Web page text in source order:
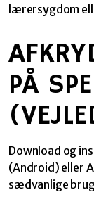
lærersygdom
PÅ
Download og
(Android) eller
sædvanlige